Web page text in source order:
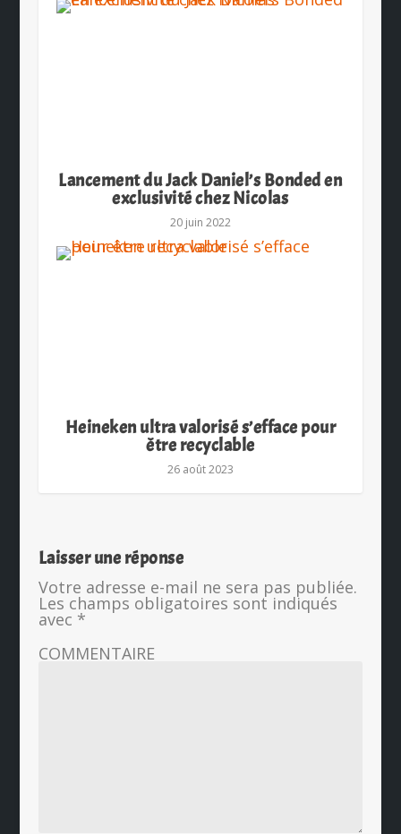
Lancement du Jack Daniel’s Bonded en
exclusivité chez Nicolas
20 juin 2022
Heineken ultra valorisé s’efface pour
être recyclable
26 août 2023
Laisser une réponse
Votre adresse e-mail ne sera pas publiée.
Les champs obligatoires sont indiqués
avec *
COMMENTAIRE